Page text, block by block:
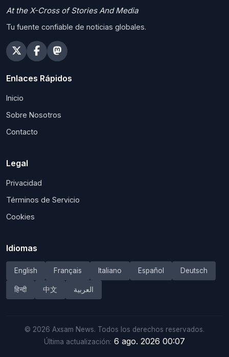
At the X-Cross of Stories And Media
Tu fuente confiable de noticias globales.
Enlaces Rápidos
Inicio
Sobre Nosotros
Contacto
Legal
Privacidad
Términos de Servicio
Cookies
Idiomas
English Français Italiano Español Deutsch
हिन्दी 中文 العربية
© 2026 Axsam News. Todos los derechos reservados.
Última actualización: 6 ago. 2026 00:07